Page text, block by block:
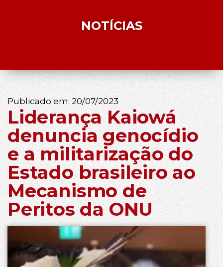
NOTÍCIAS
Publicado em: 20/07/2023
Liderança Kaiowá
denuncia genocídio
e a militarização do
Estado brasileiro ao
Mecanismo de
Peritos da ONU